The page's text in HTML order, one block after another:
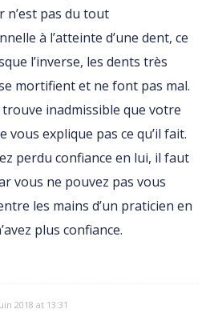
n’est pas du tout
à l’atteinte d’une dent, ce
l’inverse, les dents très
mortifient et ne font pas mal.
trouve inadmissible que votre
vous explique pas ce qu’il fait.
perdu confiance en lui, il faut
vous ne pouvez pas vous
les mains d’un praticien en
plus confiance.
2018 at 13:31